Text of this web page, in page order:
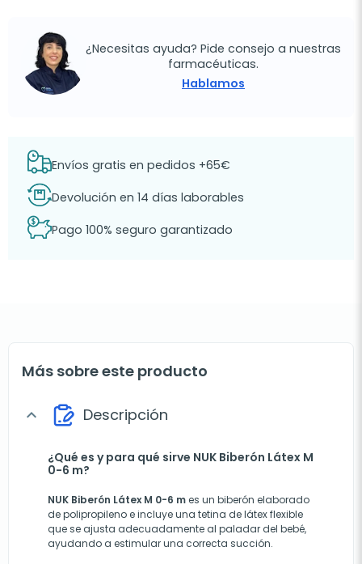
¿Necesitas ayuda? Pide consejo a nuestras
farmacéuticas.
Hablamos
Envíos gratis en pedidos +65€
Devolución en 14 días laborables
Pago 100% seguro garantizado
Más sobre este producto
expand_more Descripción
¿Qué es y para qué sirve NUK Biberón Látex M
0-6 m?
NUK Biberón Látex M 0-6 mes un biberón elaborado
de polipropileno e incluye una tetina de látex flexible
que se ajusta adecuadamente al paladar del bebé,
ayudando a estimular una correcta succión.